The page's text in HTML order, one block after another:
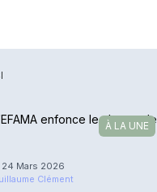
À LA UNE
enfonce le clou sur le
24 Mars 2026
Clément